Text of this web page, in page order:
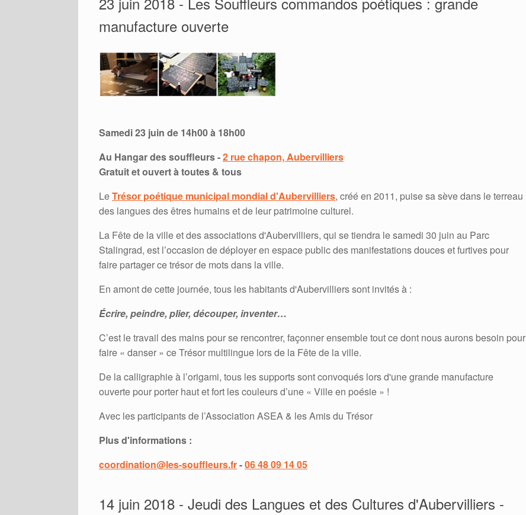
manufacture ouverte
Samedi23 juin de 14h00 à 18h00
Au Hangar des souffleurs -2 rue chapon, Aubervilliers
Gratuit et ouvert à toutes & tous
LeTrésor poétique municipal mondial d'Aubervilliers, créé en 2011, puise sa sève dans le terreau
des langues des êtres humains et de leur patrimoine culturel.
La Fête de la ville et des associations d'Aubervilliers, qui se tiendra le samedi 30 juin au Parc
Stalingrad, est l’occasion de déployer en espace public des manifestations douces et furtives pour
faire partager ce trésor de mots dans la ville.
​E​n amont de cette journée, tous les habitants d'Aubervilliers sont invités à :
Écrire, peindre, plier, découper, inventer…
C’est le travail des mains pour se rencontrer, façonner ensemble tout ce dont nous aurons besoin pour
faire « danser » c​e Trésor multilingue lors de la Fête de la ville.
De la calligraphie à l’origami, tous les supports sont convoqués lors d'une grande manufacture
ouverte pour porter haut et fort les couleurs d’une « Ville en poésie » !
Avec les participants de l’Association ASEA & les Amis du Trésor
Plus d'information​s : ​
coordination@les-souffleurs.fr- ​06 48 09 14 05
14 juin 2018 - Jeudi des Langues et des Cultures d'Aubervilliers -